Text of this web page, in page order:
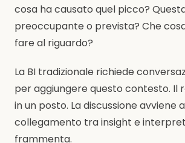
cosa ha causato quel picco?
preoccupante o prevista? Che
fare al riguardo?
La BI tradizionale richiede
per aggiungere questo contesto. Il
in un posto. La discussione avviene
collegamento tra insight e
frammenta.